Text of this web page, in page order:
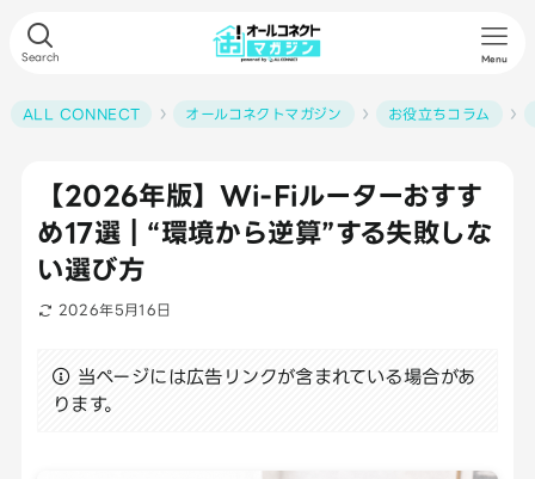
Search Menu
ALL CONNECT オールコネクトマガジン お役立ちコラム
【2026年版】Wi-Fiルーターおすす
め17選｜“環境から逆算”する失敗しな
い選び方
2026年5月16日
当ページには広告リンクが含まれている場合があ
ります。